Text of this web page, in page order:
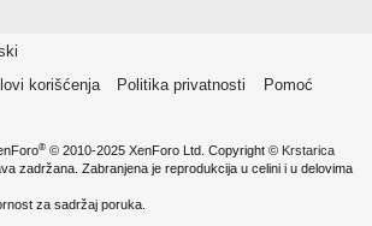
korišćenja Politika privatnosti
Pomoć
® © 2010-2025 XenForo Ltd. Copyright © Krstarica
zadržana. Zabranjena je reprodukcija u celini i u delovima
za sadržaj poruka.